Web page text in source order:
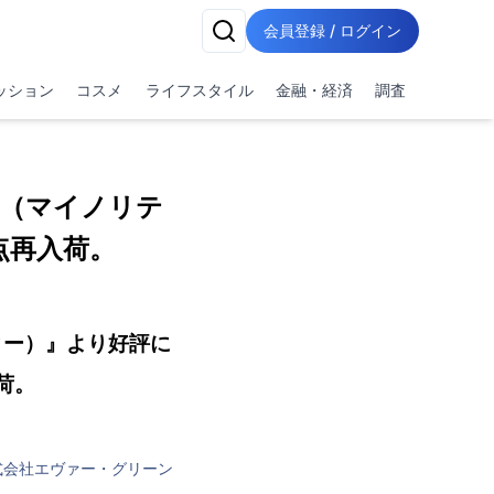
会員登録 / ログイン
ション コスメ ライフスタイル 金融・経済 調査
マイノリテ
入荷。
）』より好評に
社エヴァー・グリーン